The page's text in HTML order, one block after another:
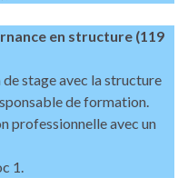
en structure (119
de stage avec la structure
de formation.
professionnelle avec un
1.